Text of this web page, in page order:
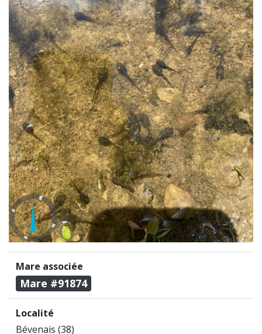
Mare associée
Mare #91874
Localité
Bévenais (38)